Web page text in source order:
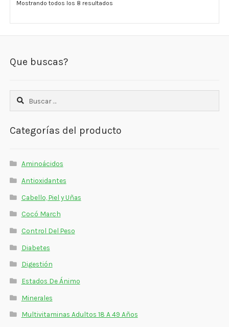
Mostrando todos los 8 resultados
Que buscas?
Buscar:
Categorías del producto
Aminoácidos
Antioxidantes
Cabello, Piel y Uñas
Cocó March
Control Del Peso
Diabetes
Digestión
Estados De Ánimo
Minerales
Multivitaminas Adultos 18 A 49 Años